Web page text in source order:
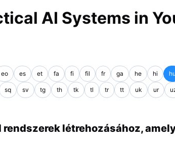
AI Systems in
eo es et fa fi fil fr ga he hi hu
sq sv tg th tk tl tr tt uk ur
létrehozásához,